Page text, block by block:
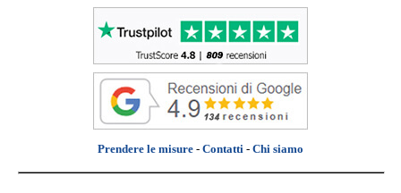
Prendere le misure - Contatti - Chi siamo